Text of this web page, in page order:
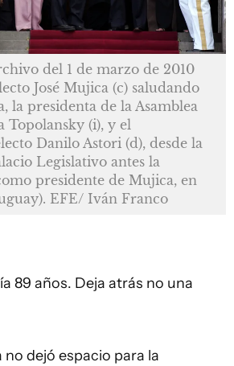
del 1 de marzo de 2010
José Mujica (c) saludando
la presidenta de la Asamblea
Topolansky (i), y el
Danilo Astori (d), desde la
Legislativo antes la
presidente de Mujica, en
EFE/ Iván Franco
89 años. Deja atrás no una
dejó espacio para la